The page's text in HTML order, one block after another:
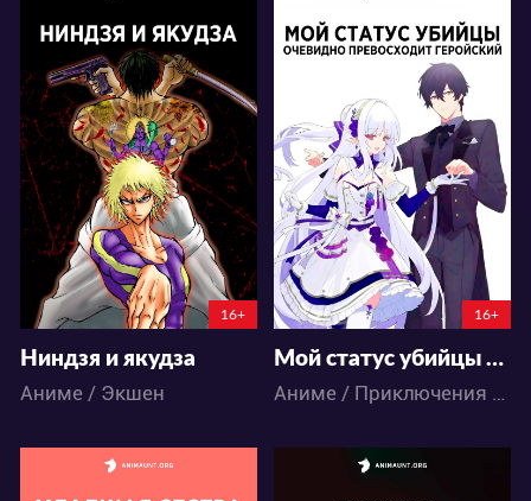
22264
92 41
16+
Ниндзя и якудза
Аниме / Экшен
50970
83 61
16+
Мой статус убийцы очевидно превосходит геройский
Аниме / Приключения / Фэнтези / Экшен